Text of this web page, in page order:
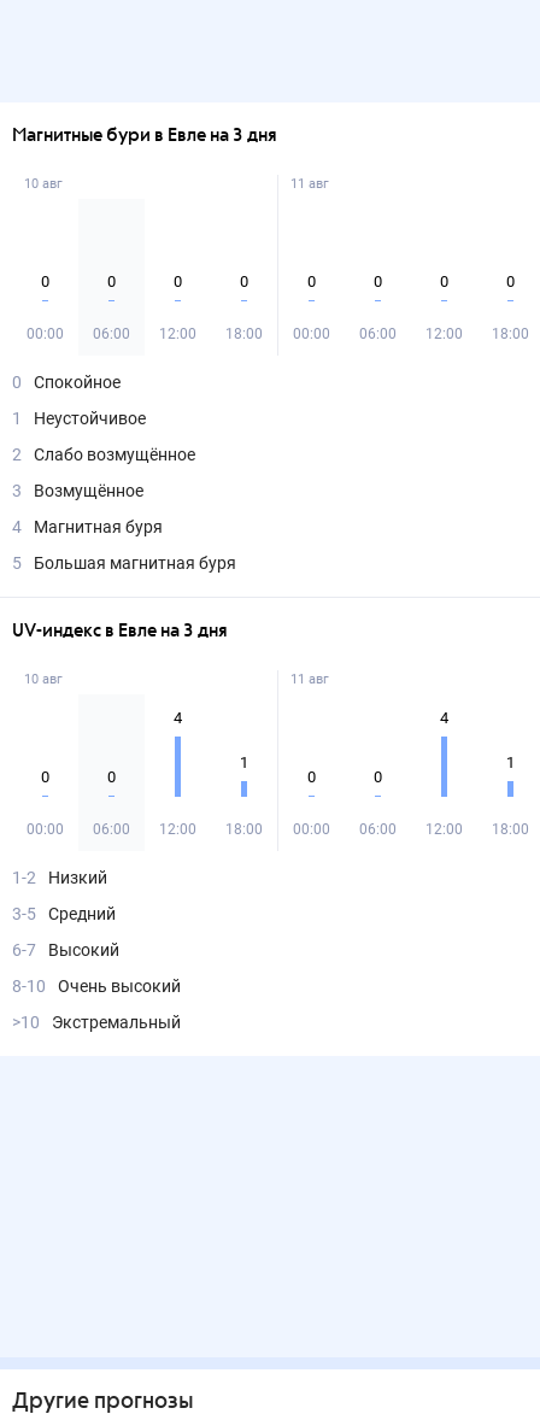
Магнитные бури в Евле на 3 дня
10 авг
0
00:00
0
06:00
0
12:00
0
18:00
11 авг
0
00:00
0
06:00
0
12:00
0
18:00
0
Спокойное
1
Неустойчивое
2
Слабо возмущённое
3
Возмущённое
4
Магнитная буря
5
Большая магнитная буря
UV-индекс в Евле на 3 дня
10 авг
0
00:00
0
06:00
4
12:00
1
18:00
11 авг
0
00:00
0
06:00
4
12:00
1
18:00
1-2
Низкий
3-5
Средний
6-7
Высокий
8-10
Очень высокий
>10
Экстремальный
Другие прогнозы